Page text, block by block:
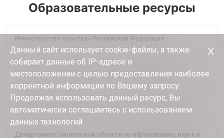
Образовательные ресурсы
Министерство культуры Российской Федерации
Результаты Независимой оценки в сфере Образования
Департамент Смоленской области по культуре и туризму
Департамент Смоленской области по образованию, науке и
Данный сайт использует cookie-файлы, а также
собирает данные об IP-адресе и
местоположении с целью предоставления наиболее
корректной информации по Вашему запросу.
Продолжая использовать данный ресурс, Вы
автоматически соглашаетесь с использованием
данных технологий.
Х